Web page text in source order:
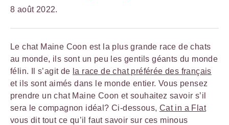
8 août 2022.
Le chat Maine Coon est la plus grande race de chats
au monde, ils sont un peu les gentils géants du monde
félin. Il s’agit de la race de chat préférée des français
et ils sont aimés dans le monde entier. Vous pensez
prendre un chat Maine Coon et souhaitez savoir s’il
sera le compagnon idéal? Ci-dessous, Cat in a Flat
vous dit tout ce qu’il faut savoir sur ces minous